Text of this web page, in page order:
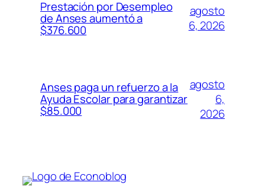
Prestación por Desempleo
de Anses aumentó a
$376.600
agosto
6, 2026
Anses paga un refuerzo a la
Ayuda Escolar para garantizar
$85.000
agosto
6,
2026